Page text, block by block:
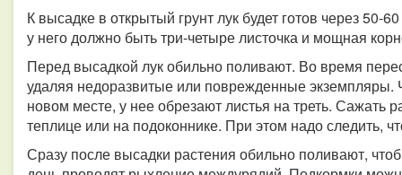
К высадке в открытый грунт лук будет готов через 50-
у него должно быть три-четыре листочка и мощная
Перед высадкой лук обильно поливают. Во время
удаляя недоразвитые или поврежденные
новом месте, у нее обрезают листья на треть. Сажать
теплице или на подоконнике. При этом надо следить,
Сразу после высадки растения обильно поливают,